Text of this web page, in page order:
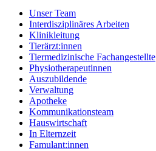
Unser Team
Interdisziplinäres Arbeiten
Klinikleitung
Tierärzt:innen
Tiermedizinische Fachangestellte
Physiotherapeutinnen
Auszubildende
Verwaltung
Apotheke
Kommunikationsteam
Hauswirtschaft
In Elternzeit
Famulant:innen